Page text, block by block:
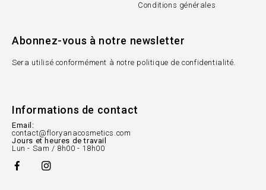
Informations de contact
Email:
contact@floryanacosmetics.com
Jours et heures de travail
Lun - Sam / 8h00 - 18h00
Conditions générales
Abonnez-vous à notre newsletter
Sera utilisé conformément à notre politique de confidentialité.